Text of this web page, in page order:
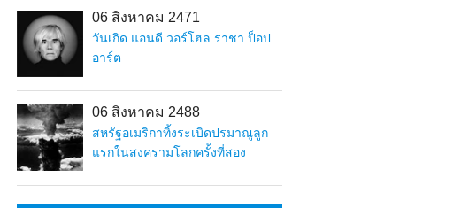
06 สิงหาคม 2471
วันเกิด แอนดี วอร์โฮล ราชา ป็อป
อาร์ต
06 สิงหาคม 2488
สหรัฐอเมริกาทิ้งระเบิดปรมาณูลูก
แรกในสงครามโลกครั้งที่สอง